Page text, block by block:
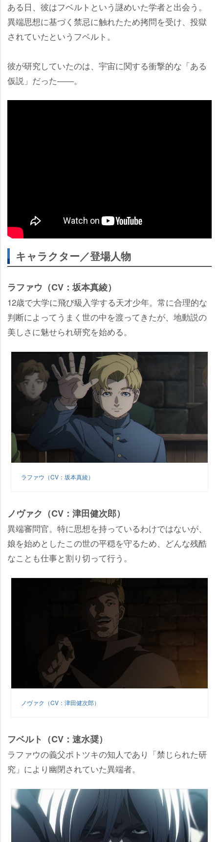
ある日、彼はフベルトという謎めいた学者と出会う。
異端思想に基づく禁忌に触れたため拷問を受け、投獄
されていたというフベルト。
彼が研究していたのは、宇宙に関する衝撃的な「ある
仮説」だった――。
キャラクター／登場人物
ラファウ（CV：坂本真綾）
12歳で大学に飛び級入学する天才少年。常に合理的な
判断によってうまく世の中を渡ってきたが、地動説の
美しさに魅せられ研究を始める。
ラファウ（CV：坂本真綾）
ノヴァク（CV：津田健次郎）
異端審問官。特に思想を持っているわけではないが、
娘を始めとしたこの世の平穏を守るため、どんな残酷
なことも仕事と割り切って行う。
ノヴァク（CV：津田健次郎）
フベルト（CV：速水奨）
ラファウの義父ポトツキの知人であり「禁じられた研
究」により幽閉されていた異端者。